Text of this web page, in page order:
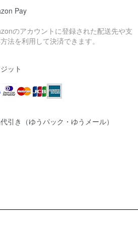
Pay
のアカウントに登録された配送先や支
法を利用して決済できます。
ット
引き（ゆうパック・ゆうメール）